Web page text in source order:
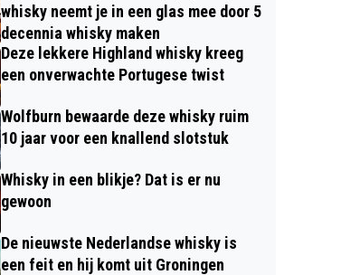
whisky neemt je in een glas mee door 5
decennia whisky maken
Deze lekkere Highland whisky kreeg
een onverwachte Portugese twist
Wolfburn bewaarde deze whisky ruim
10 jaar voor een knallend slotstuk
Whisky in een blikje? Dat is er nu
gewoon
De nieuwste Nederlandse whisky is
een feit en hij komt uit Groningen